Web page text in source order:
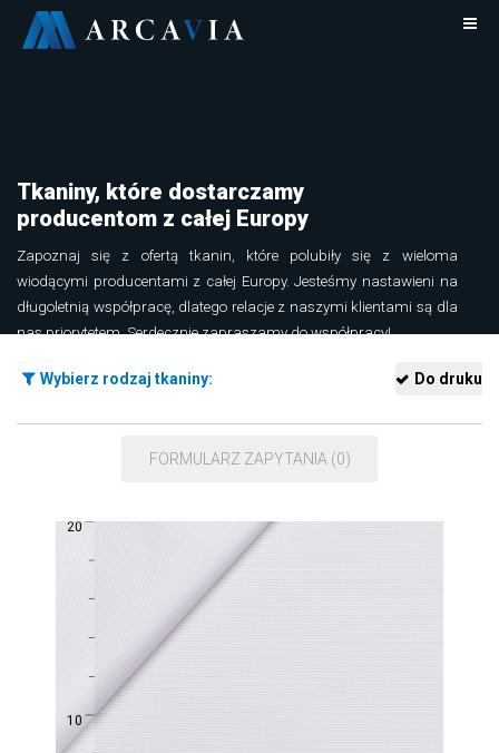
Tkaniny, które dostarczamy
producentom z całej Europy
Zapoznaj się z ofertą tkanin, które polubiły się z wieloma
wiodącymi producentami z całej Europy. Jesteśmy nastawieni na
długoletnią współpracę, dlatego relacje z naszymi klientami są dla
nas priorytetem. Serdecznie zapraszamy do współpracy!
Wybierz rodzaj tkaniny:
Do druku
FORMULARZ ZAPYTANIA (0)